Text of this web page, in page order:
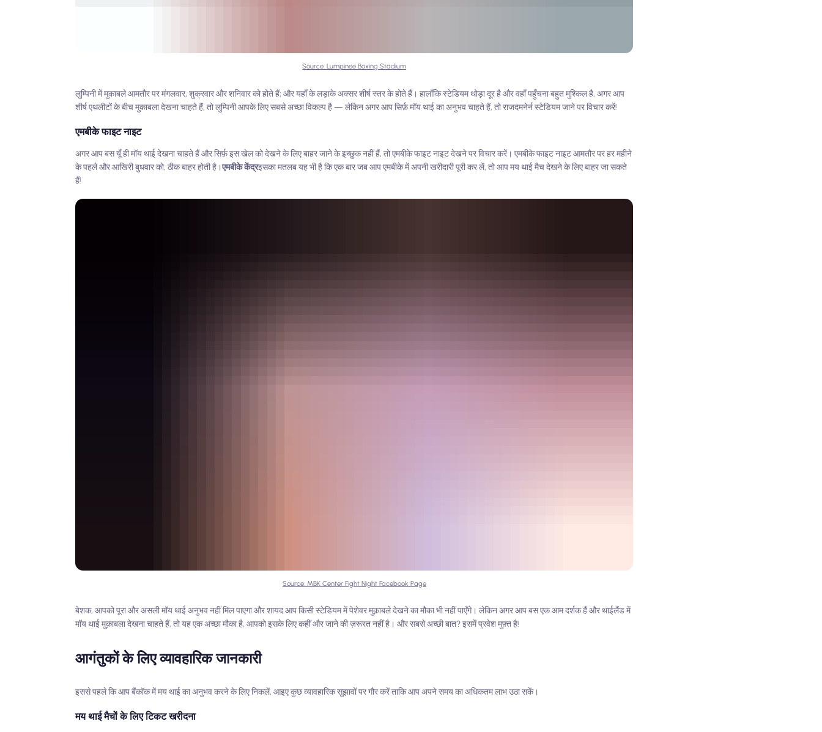
Source: Lumpinee Boxing Stadium
लुम्पिनी में मुकाबले आमतौर पर मंगलवार, शुक्रवार और शनिवार को होते हैं; और यहाँ के लड़ाके अक्सर शीर्ष स्तर के होते हैं। हालाँकि स्टेडियम थोड़ा दूर है और वहाँ पहुँचना बहुत मुश्किल है, अगर आप
शीर्ष एथलीटों के बीच मुकाबला देखना चाहते हैं, तो लुम्पिनी आपके लिए सबसे अच्छा विकल्प है — लेकिन अगर आप सिर्फ़ मॉय थाई का अनुभव चाहते हैं, तो राजदमनेर्न स्टेडियम जाने पर विचार करें!
एमबीके फाइट नाइट
अगर आप बस यूँ ही मॉय थाई देखना चाहते हैं और सिर्फ़ इस खेल को देखने के लिए बाहर जाने के इच्छुक नहीं हैं, तो एमबीके फाइट नाइट देखने पर विचार करें। एमबीके फाइट नाइट आमतौर पर हर महीने
के पहले और आखिरी बुधवार को, ठीक बाहर होती है।एमबीके केंद्रइसका मतलब यह भी है कि एक बार जब आप एमबीके में अपनी खरीदारी पूरी कर लें, तो आप मय थाई मैच देखने के लिए बाहर जा सकते
हैं!
Source: MBK Center Fight Night Facebook Page
बेशक, आपको पूरा और असली मॉय थाई अनुभव नहीं मिल पाएगा और शायद आप किसी स्टेडियम में पेशेवर मुक़ाबले देखने का मौका भी नहीं पाएँगे। लेकिन अगर आप बस एक आम दर्शक हैं और थाईलैंड में
मॉय थाई मुक़ाबला देखना चाहते हैं, तो यह एक अच्छा मौका है, आपको इसके लिए कहीं और जाने की ज़रूरत नहीं है। और सबसे अच्छी बात? इसमें प्रवेश मुफ़्त है!
आगंतुकों के लिए व्यावहारिक जानकारी
इससे पहले कि आप बैंकॉक में मय थाई का अनुभव करने के लिए निकलें, आइए कुछ व्यावहारिक सुझावों पर गौर करें ताकि आप अपने समय का अधिकतम लाभ उठा सकें।
मय थाई मैचों के लिए टिकट खरीदना